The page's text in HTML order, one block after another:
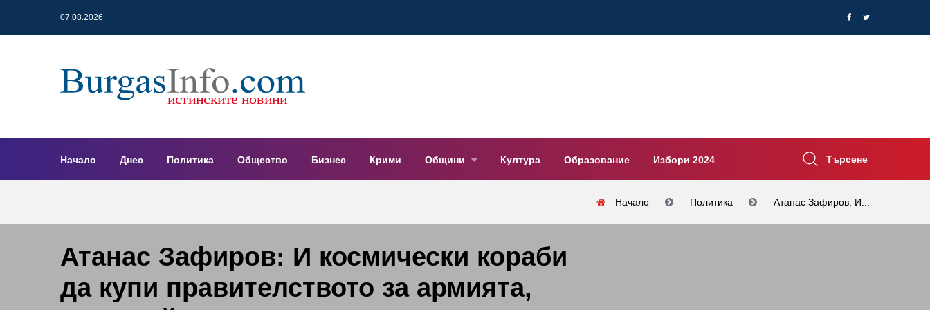
07.08.2026
Начало Днес Политика Общество Бизнес Крими Общини Култура Образование Избори 2024 Търсене
Начало Политика Атанас Зафиров: И...
Атанас Зафиров: И космически кораби
да купи правителството за армията,